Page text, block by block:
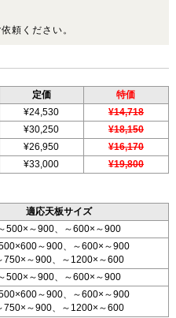
頼ください。
定価
特価
¥24,530
¥14,718
¥30,250
¥18,150
¥26,950
¥16,170
¥33,000 ¥19,800
適応天板サイズ
500×～900、～600×～900
～900、～600×～900
750×～900、～1200×～600
500×～900、～600×～900
～900、～600×～900
750×～900、～1200×～600